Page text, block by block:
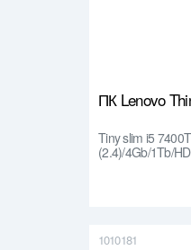
ПК Lenovo
Tiny slim i5 7400T
(2.4)/4Gb/1Tb/
1010181